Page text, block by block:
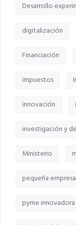
Desarrollo
digitalización
Financiación
impuestos
innovación
investigación y
Ministerio
pequeña empresa
pyme innovadora